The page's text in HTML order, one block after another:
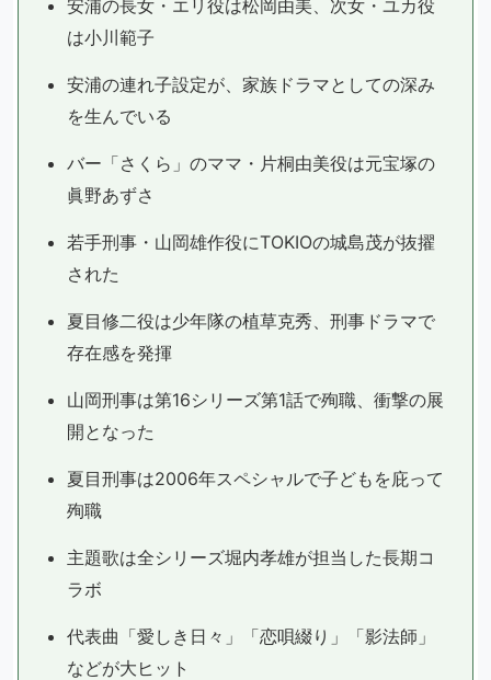
安浦の長女・エリ役は松岡由美、次女・ユカ役
は小川範子
安浦の連れ子設定が、家族ドラマとしての深み
を生んでいる
バー「さくら」のママ・片桐由美役は元宝塚の
眞野あずさ
若手刑事・山岡雄作役にTOKIOの城島茂が抜擢
された
夏目修二役は少年隊の植草克秀、刑事ドラマで
存在感を発揮
山岡刑事は第16シリーズ第1話で殉職、衝撃の展
開となった
夏目刑事は2006年スペシャルで子どもを庇って
殉職
主題歌は全シリーズ堀内孝雄が担当した長期コ
ラボ
代表曲「愛しき日々」「恋唄綴り」「影法師」
などが大ヒット